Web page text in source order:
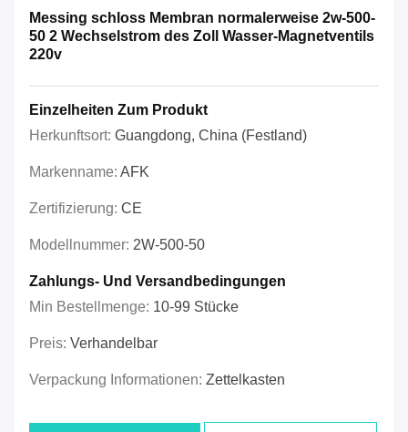
Messing schloss Membran normalerweise 2w-500-
50 2 Wechselstrom des Zoll Wasser-Magnetventils
220v
Einzelheiten Zum Produkt
Herkunftsort: Guangdong, China (Festland)
Markenname: AFK
Zertifizierung: CE
Modellnummer: 2W-500-50
Zahlungs- Und Versandbedingungen
Min Bestellmenge: 10-99 Stücke
Preis: Verhandelbar
Verpackung Informationen: Zettelkasten